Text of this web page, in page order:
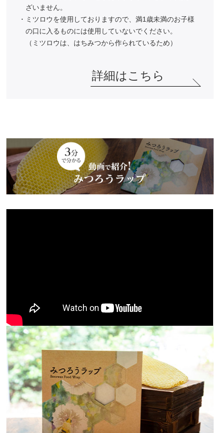
ざいません。
ミツロウを使用しておりますので、満1歳未満のお子様
の口に入るものには使用していないでください。
（ミツロウは、はちみつから作られているため）
詳細はこちら